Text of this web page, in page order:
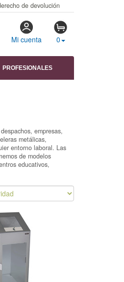
de devolución
Mi cuenta 0
PROFESIONALES
empresas,
metálicas,
entorno laboral. Las
de modelos
educativos,